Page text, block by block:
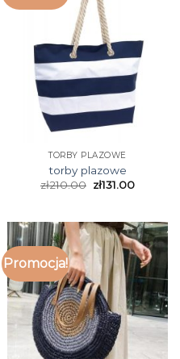
TORBY PLAZOWE
torby plazowe
zł210.00 zł131.00
Promocja!